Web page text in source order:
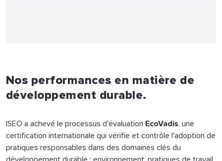
Nos performances en matière de
développement durable.
ISEO a achevé le processus d'évaluation EcoVadis, une
certification internationale qui vérifie et contrôle l'adoption de
pratiques responsables dans des domaines clés du